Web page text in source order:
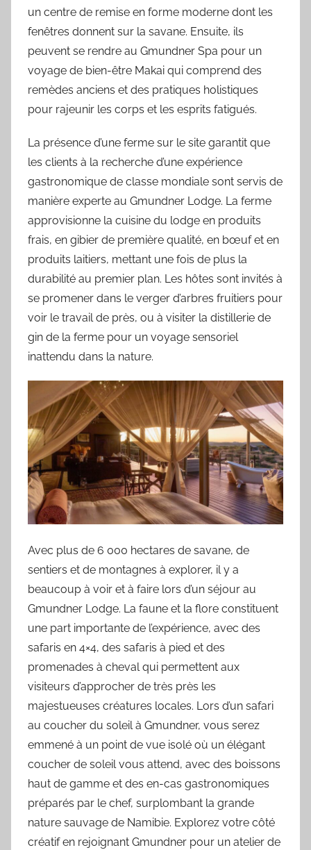
un centre de remise en forme moderne dont les
fenêtres donnent sur la savane. Ensuite, ils
peuvent se rendre au Gmundner Spa pour un
voyage de bien-être Makai qui comprend des
remèdes anciens et des pratiques holistiques
pour rajeunir les corps et les esprits fatigués.
La présence d’une ferme sur le site garantit que
les clients à la recherche d’une expérience
gastronomique de classe mondiale sont servis de
manière experte au Gmundner Lodge. La ferme
approvisionne la cuisine du lodge en produits
frais, en gibier de première qualité, en bœuf et en
produits laitiers, mettant une fois de plus la
durabilité au premier plan. Les hôtes sont invités à
se promener dans le verger d’arbres fruitiers pour
voir le travail de près, ou à visiter la distillerie de
gin de la ferme pour un voyage sensoriel
inattendu dans la nature.
Avec plus de 6 000 hectares de savane, de
sentiers et de montagnes à explorer, il y a
beaucoup à voir et à faire lors d’un séjour au
Gmundner Lodge. La faune et la flore constituent
une part importante de l’expérience, avec des
safaris en 4×4, des safaris à pied et des
promenades à cheval qui permettent aux
visiteurs d’approcher de très près les
majestueuses créatures locales. Lors d’un safari
au coucher du soleil à Gmundner, vous serez
emmené à un point de vue isolé où un élégant
coucher de soleil vous attend, avec des boissons
haut de gamme et des en-cas gastronomiques
préparés par le chef, surplombant la grande
nature sauvage de Namibie. Explorez votre côté
créatif en rejoignant Gmundner pour un atelier de